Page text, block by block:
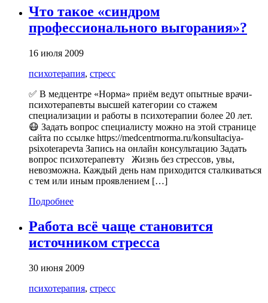
Что такое «синдром
профессионального выгорания»?
16 июля 2009
психотерапия, стресс
✅ В медцентре «Норма» приём ведут опытные врачи-
психотерапевты высшей категории со стажем
специализации и работы в психотерапии более 20 лет.
😷 Задать вопрос специалисту можно на этой странице
сайта по ссылке https://medcentrnorma.ru/konsultaciya-
psixoterapevta Запись на онлайн консультацию Задать
вопрос психотерапевту Жизнь без стрессов, увы,
невозможна. Каждый день нам приходится сталкиваться
с тем или иным проявлением […]
Подробнее
Работа всё чаще становится
источником стресса
30 июня 2009
психотерапия, стресс